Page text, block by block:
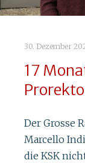
30. Dezember
17
Der Grosse
Marcello
die KSK